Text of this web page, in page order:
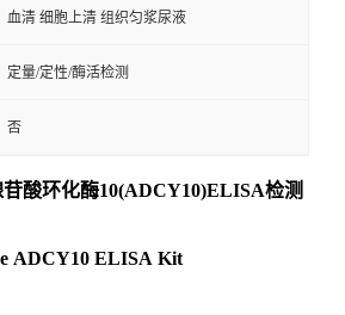
血清 细胞上清 组织匀浆尿液
定量/定性/酶活检测
否
酸环化酶10(ADCY10)ELISA检测
ADCY10 ELISA Kit